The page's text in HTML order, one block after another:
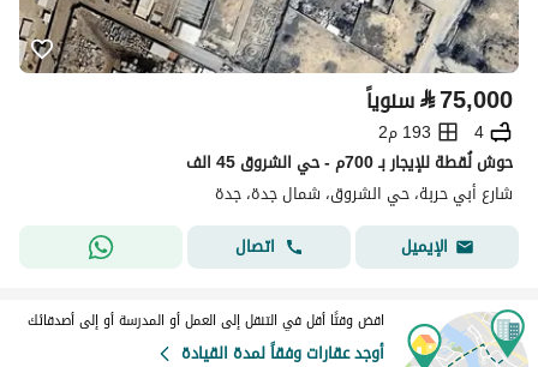
⃁75,000 سنوياً
4
193 م2
حوش لُقطة للإيجار بـ 700م - حي الشروق 45 الف
شارع أبي حربة، حي الشروق، شمال جدة، جدة
الإيميل
اتصال
اقض وقتًا أقل في التنقل إلى العمل أو المدرسة أو إلى أصدقائك
أوجد عقارات وفقاً لمدة القيادة